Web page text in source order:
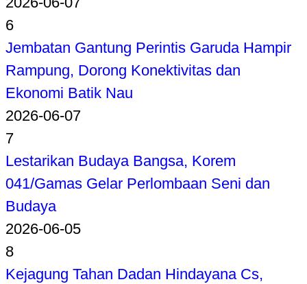
6
Jembatan Gantung Perintis Garuda Hampir
Rampung, Dorong Konektivitas dan
Ekonomi Batik Nau
2026-06-07
7
Lestarikan Budaya Bangsa, Korem
041/Gamas Gelar Perlombaan Seni dan
Budaya
2026-06-05
8
Kejagung Tahan Dadan Hindayana Cs,